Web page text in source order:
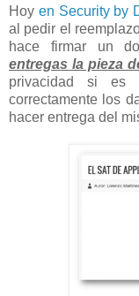
Hoy en Security by
al pedir el
hace firmar un
entregas la pieza
privacidad si
correctamente los
hacer entrega del